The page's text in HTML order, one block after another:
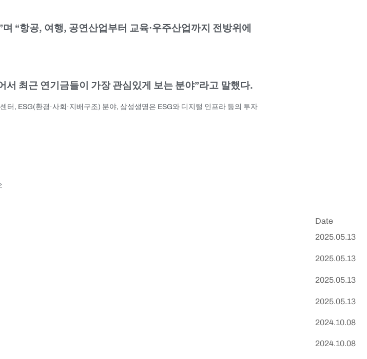
“항공, 여행, 공연산업부터 교육·우주산업까지 전방위에
최근 연기금들이 가장 관심있게 보는 분야”라고 말했다.
, ESG(환경·사회·지배구조) 분야, 삼성생명은 ESG와 디지털 인프라 등의 투자
Date
2025.05.13
2025.05.13
2025.05.13
2025.05.13
2024.10.08
2024.10.08